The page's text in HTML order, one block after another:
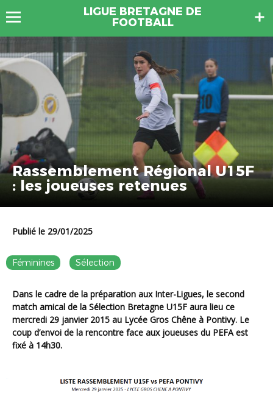
LIGUE BRETAGNE DE
FOOTBALL
Rassemblement Régional U15F
: les joueuses retenues
Publié le 29/01/2025
Féminines Sélection
Dans le cadre de la préparation aux Inter-Ligues, le second
match amical de la Sélection Bretagne U15F aura lieu ce
mercredi 29 janvier 2015 au Lycée Gros Chêne à Pontivy. Le
coup d’envoi de la rencontre face aux joueuses du PEFA est
fixé à 14h30.